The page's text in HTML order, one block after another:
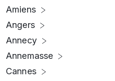
Amiens
Angers
Annecy
Annemasse
Cannes